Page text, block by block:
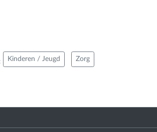
: Kinderen / Jeugd Zorg